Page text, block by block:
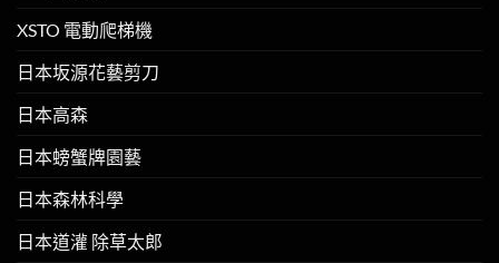
XSTO 電動爬梯機
日本坂源花藝剪刀
日本高森
日本螃蟹牌園藝
日本森林科學
日本道灌 除草太郎